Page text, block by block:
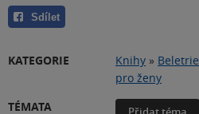
Sdílet
KATEGORIE Knihy » Beletrie
pro ženy
TÉMATA